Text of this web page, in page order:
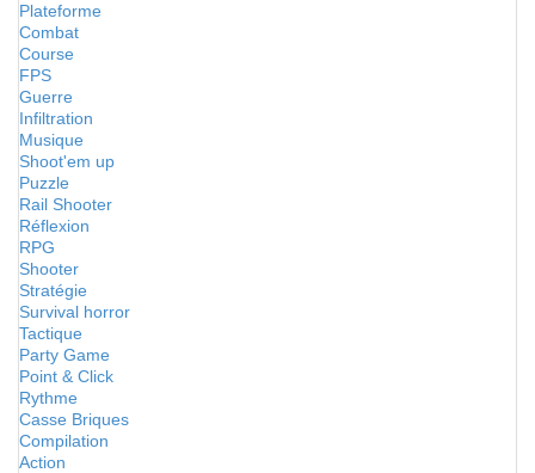
Plateforme
Combat
Course
FPS
Guerre
Infiltration
Musique
Shoot'em up
Puzzle
Rail Shooter
Réflexion
RPG
Shooter
Stratégie
Survival horror
Tactique
Party Game
Point & Click
Rythme
Casse Briques
Compilation
Action